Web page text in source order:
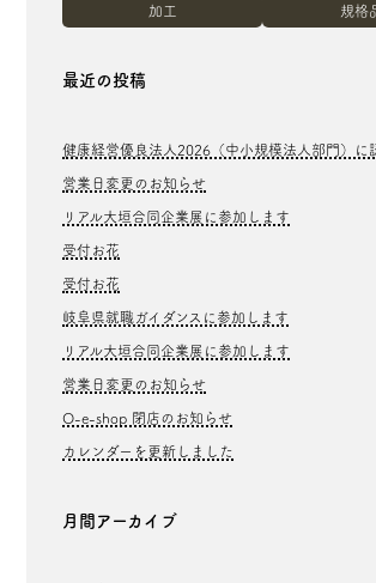
加工 規格
最近の投稿
健康経営優良法人2026（中小規模法人部門）に
営業日変更のお知らせ
リアル大垣合同企業展に参加します
受付お花
受付お花
岐阜県就職ガイダンスに参加します
リアル大垣合同企業展に参加します
営業日変更のお知らせ
O-e-shop 閉店のお知らせ
カレンダーを更新しました
月間アーカイブ